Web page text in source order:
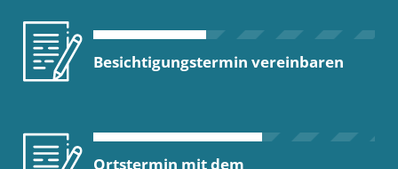
Besichtigungstermin vereinbaren
Ortstermin mit dem